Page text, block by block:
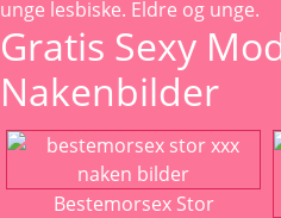
unge lesbiske. Eldre og unge.
Gratis Sexy
Nakenbilder
Bestemorsex Stor